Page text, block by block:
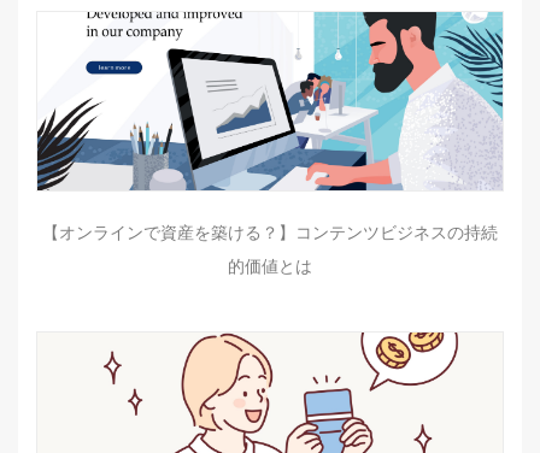
【オンラインで資産を築ける？】コンテンツビジネスの持続
的価値とは